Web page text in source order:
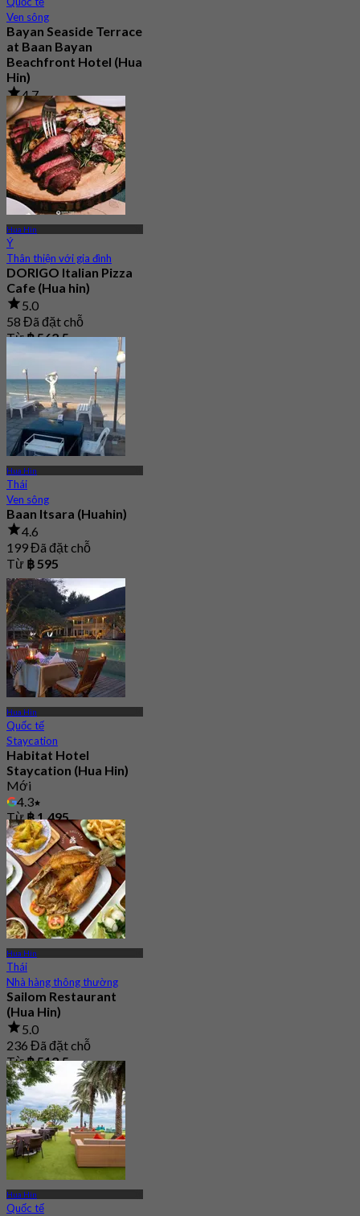
Ven sông
Bayan Seaside Terrace
at Baan Bayan
Beachfront Hotel (Hua
Hin)
4.7
221 Đã đặt chỗ
Từ฿ 585
Hua Hin
Ý
Thân thiện với gia đình
DORIGO Italian Pizza
Cafe (Hua hin)
5.0
58 Đã đặt chỗ
Từ฿ 562.5
Hua Hin
Thái
Ven sông
Baan Itsara (Huahin)
4.6
199 Đã đặt chỗ
Từ ฿ 595
Hua Hin
Quốc tế
Staycation
Habitat Hotel
Staycation (Hua Hin)
Mới
4.3
Từ฿ 1,495
Hua Hin
Thái
Nhà hàng thông thường
Sailom Restaurant
(Hua Hin)
5.0
236 Đã đặt chỗ
Từ฿ 512.5
Hua Hin
Quốc tế